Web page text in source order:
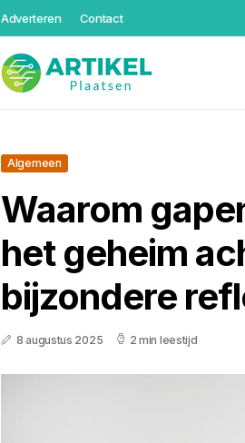
Adverteren Contact
Algemeen
Waarom
het geheim
bijzondere
8 augustus 2025 2 min leestijd